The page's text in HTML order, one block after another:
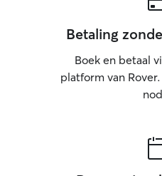
Betaling
Boek en betaal
platform van